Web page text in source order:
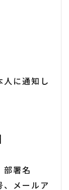
に通知し
部署名
、メールア